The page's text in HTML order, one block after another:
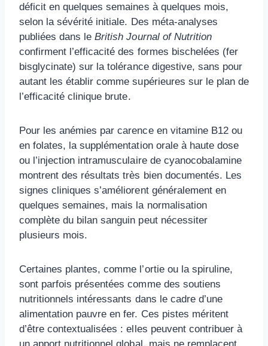
déficit en quelques semaines à quelques mois,
selon la sévérité initiale. Des méta-analyses
publiées dans leBritish Journal of Nutrition
confirment l’efficacité des formes bischelées (fer
bisglycinate) sur la tolérance digestive, sans pour
autant les établir comme supérieures sur le plan de
l’efficacité clinique brute.
Pour les anémies par carence en vitamine B12 ou
en folates, la supplémentation orale à haute dose
ou l’injection intramusculaire de cyanocobalamine
montrent des résultats très bien documentés. Les
signes cliniques s’améliorent généralement en
quelques semaines, mais la normalisation
complète du bilan sanguin peut nécessiter
plusieurs mois.
Certaines plantes, comme l’ortie ou la spiruline,
sont parfois présentées comme des soutiens
nutritionnels intéressants dans le cadre d’une
alimentation pauvre en fer. Ces pistes méritent
d’être contextualisées : elles peuvent contribuer à
un apport nutritionnel global, mais ne remplacent